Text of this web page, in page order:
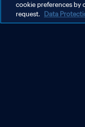
cookie preferences by
request. Data